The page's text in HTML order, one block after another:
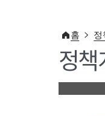
홈 정
정